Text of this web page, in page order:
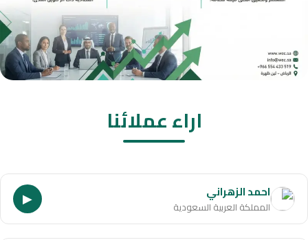
اراء عملائنا
▶ احمد الزهراني
المملكة العربية السعودية